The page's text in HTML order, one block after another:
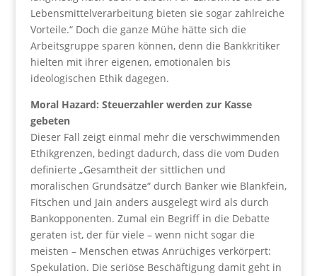
Lebensmittelverarbeitung bieten sie sogar zahlreiche
Vorteile.“ Doch die ganze Mühe hätte sich die
Arbeitsgruppe sparen können, denn die Bankkritiker
hielten mit ihrer eigenen, emotionalen bis
ideologischen Ethik dagegen.
Moral Hazard: Steuerzahler werden zur Kasse
gebeten
Dieser Fall zeigt einmal mehr die verschwimmenden
Ethikgrenzen, bedingt dadurch, dass die vom Duden
definierte „Gesamtheit der sittlichen und
moralischen Grundsätze“ durch Banker wie Blankfein,
Fitschen und Jain anders ausgelegt wird als durch
Bankopponenten. Zumal ein Begriff in die Debatte
geraten ist, der für viele – wenn nicht sogar die
meisten – Menschen etwas Anrüchiges verkörpert:
Spekulation. Die seriöse Beschäftigung damit geht in